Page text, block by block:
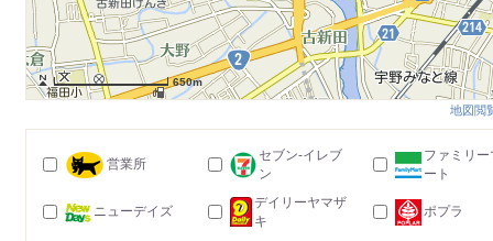
650m
地図閲
営業所
セブン-イレブ
ン
ファミリー
ート
ニューデイズ
デイリーヤマザ
キ
ポプラ